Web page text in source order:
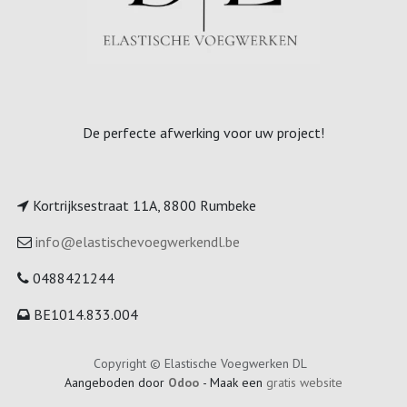
De perfecte afwerking voor uw project!
Kortrijksestraat 11A, 8800 Rumbeke
info@elastischevoegwerkendl.be
0488421244
BE1014.833.004
Copyright © Elastische Voegwerken DL
Aangeboden door Odoo - Maak een gratis website